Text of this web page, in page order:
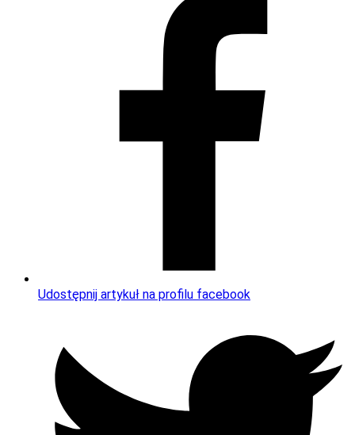
Udostępnij artykuł na profilu facebook